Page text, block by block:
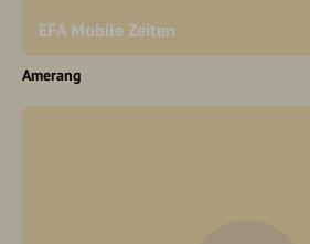
EFA Mobile Zeiten
Amerang